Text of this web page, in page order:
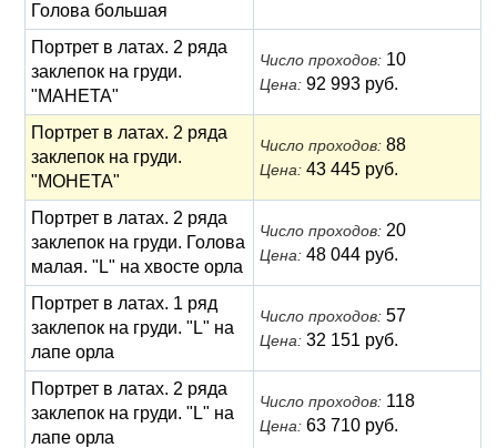
Голова большая
Портрет в латах. 2 ряда
заклепок на груди.
"МАНЕТА"
Число проходов: 10
Цена: 92 993 руб.
Портрет в латах. 2 ряда
заклепок на груди.
"МОНЕТА"
Число проходов: 88
Цена: 43 445 руб.
Портрет в латах. 2 ряда
заклепок на груди. Голова
малая. "L" на хвосте орла
Число проходов: 20
Цена: 48 044 руб.
Портрет в латах. 1 ряд
заклепок на груди. "L" на
лапе орла
Число проходов: 57
Цена: 32 151 руб.
Портрет в латах. 2 ряда
заклепок на груди. "L" на
лапе орла
Число проходов: 118
Цена: 63 710 руб.